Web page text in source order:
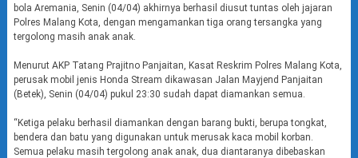
bola Aremania, Senin (04/04) akhirnya berhasil diusut tuntas oleh jajaran
Polres Malang Kota, dengan mengamankan tiga orang tersangka yang
tergolong masih anak anak.
Menurut AKP Tatang Prajitno Panjaitan, Kasat Reskrim Polres Malang Kota,
perusak mobil jenis Honda Stream dikawasan Jalan Mayjend Panjaitan
(Betek), Senin (04/04) pukul 23:30 sudah dapat diamankan semua.
“Ketiga pelaku berhasil diamankan dengan barang bukti, berupa tongkat,
bendera dan batu yang digunakan untuk merusak kaca mobil korban.
Semua pelaku masih tergolong anak anak, dua diantaranya dibebaskan